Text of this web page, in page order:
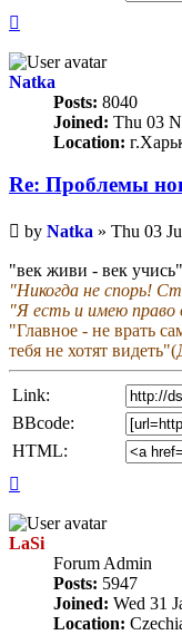
Natka
Posts: 8040
Joined: Thu 03
Location:
Re: Проблемы
Unread
post
by Natka » Thu 03
"век живи - век
"Никогда не спорь!
"Я есть и имею
"Главное - не врать
тебя не хотят
Link:
BBcode:
HTML:
LaSi
Forum Admin
Posts: 5947
Joined: Wed 31
Location: